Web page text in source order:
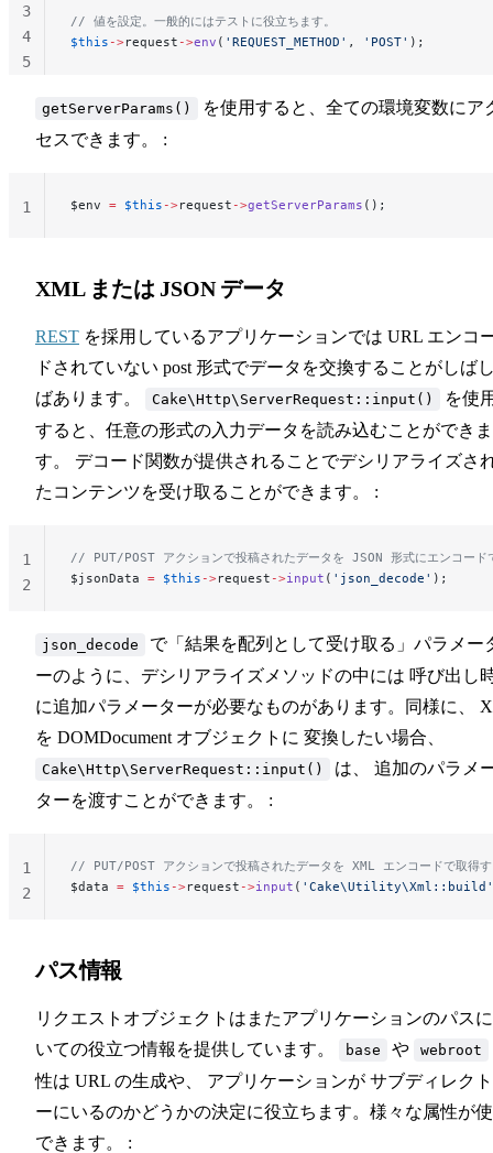
// 値を設定。一般的にはテストに役立ちます。
$this ->request ->env ( 'REQUEST_METHOD' , 'POST' );
3
4
5
getServerParams()
を使用すると、全ての環境変数にア
セスできます。 :
$env = $this ->request ->getServerParams ();
1
XML または JSON データ
REST を採用しているアプリケーションでは URL エンコ
ドされていない post 形式でデータを交換することがしば
ばあります。
Cake\Http\ServerRequest::input()
を使
すると、任意の形式の入力データを読み込むことができま
す。 デコード関数が提供されることでデシリアライズさ
たコンテンツを受け取ることができます。 :
// PUT/POST アクションで投稿されたデータを JSON 形式にエンコード
$jsonData = $this ->request ->input ( 'json_decode' );
1
2
json_decode
で「結果を配列として受け取る」パラメー
ーのように、デシリアライズメソッドの中には 呼び出し
に追加パラメーターが必要なものがあります。同様に、
を DOMDocument オブジェクトに 変換したい場合、
Cake\Http\ServerRequest::input()
は、 追加のパラメ
ターを渡すことができます。 :
// PUT/POST アクションで投稿されたデータを XML エンコードで取得
$data = $this ->request ->input ( 'Cake\Utility\Xml::build'
1
2
パス情報
リクエストオブジェクトはまたアプリケーションのパス
いての役立つ情報を提供しています。
base や webroot
性は URL の生成や、 アプリケーションが サブディレク
ーにいるのかどうかの決定に役立ちます。様々な属性が
できます。 :